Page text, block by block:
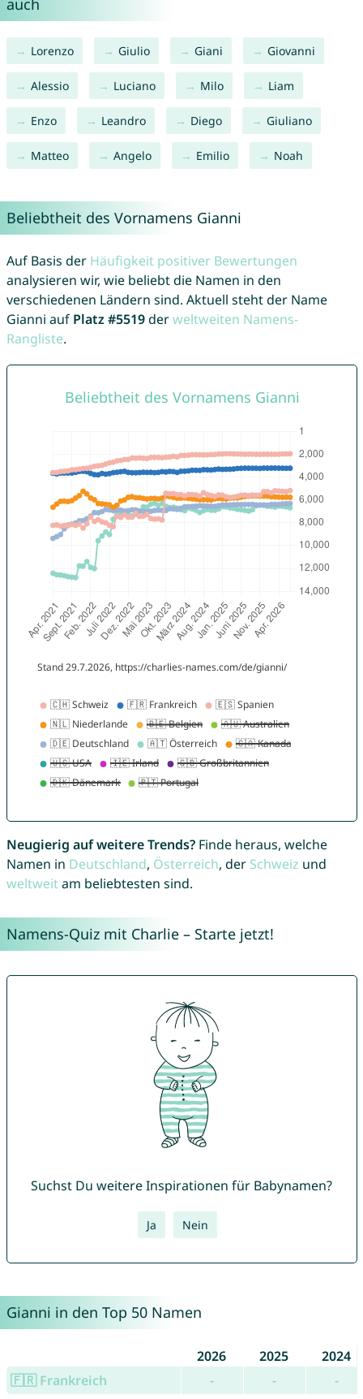
auch
Lorenzo Giulio Giani Giovanni
Alessio Luciano Milo Liam
Enzo Leandro Diego Giuliano
Matteo Angelo Emilio Noah
Beliebtheit des Vornamens Gianni
Auf Basis der Häufigkeit positiver Bewertungen
analysieren wir, wie beliebt die Namen in den
verschiedenen Ländern sind. Aktuell steht der Name
Gianni auf Platz #5519derweltweiten Namens-
Rangliste.
Neugierig auf weitere Trends?Finde heraus, welche
Namen in Deutschland, Österreich, der Schweiz und
weltweitam beliebtesten sind.
Namens-Quiz mit Charlie – Starte jetzt!
Suchst Du weitere Inspirationen für Babynamen?
Ja Nein
Gianni in den Top 50 Namen
2026 2025
2024
🇫🇷 Frankreich
- - -